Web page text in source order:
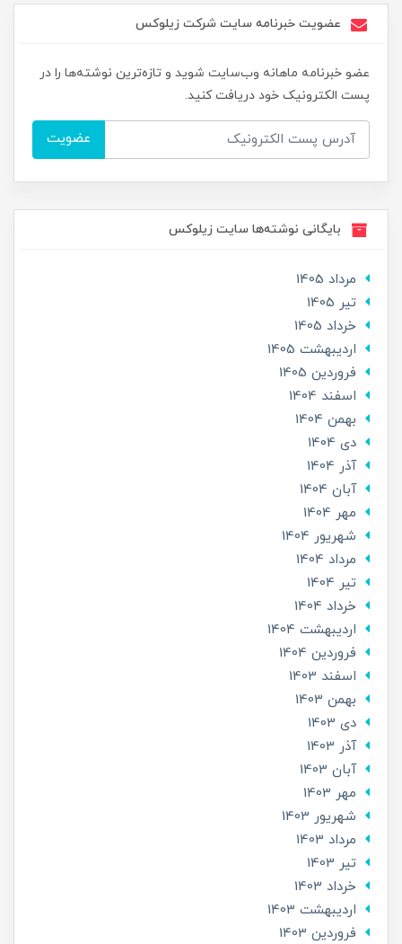
عضویت خبرنامه سایت شرکت زیلوکس
عضو خبرنامه ماهانه وب‌سایت شوید و تازه‌ترین نوشته‌ها را در
پست الکترونیک خود دریافت کنید.
عضویت
بایگانی نوشته‌ها سایت زیلوکس
مرداد 1405
تير 1405
خرداد 1405
ارديبهشت 1405
فروردین 1405
اسفند 1404
بهمن 1404
دی 1404
آذر 1404
آبان 1404
مهر 1404
شهریور 1404
مرداد 1404
تير 1404
خرداد 1404
ارديبهشت 1404
فروردین 1404
اسفند 1403
بهمن 1403
دی 1403
آذر 1403
آبان 1403
مهر 1403
شهریور 1403
مرداد 1403
تير 1403
خرداد 1403
ارديبهشت 1403
فروردین 1403